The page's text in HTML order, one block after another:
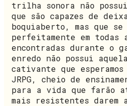
trilha sonora não
que são capazes de
boquiaberto, mas que se
perfeitamente em todas
encontradas durante o
enredo não possui
cativante que esperamos
JRPG, cheio de
para a vida que farão
mais resistentes darem